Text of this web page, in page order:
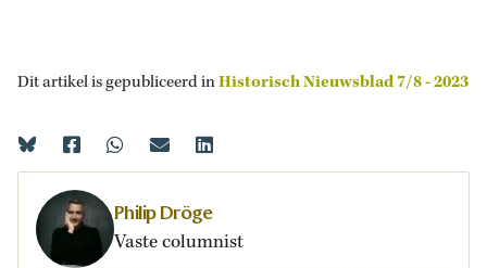
Dit artikel is gepubliceerd inHistorisch Nieuwsblad 7/8 - 2023
Philip Dröge
Vaste columnist